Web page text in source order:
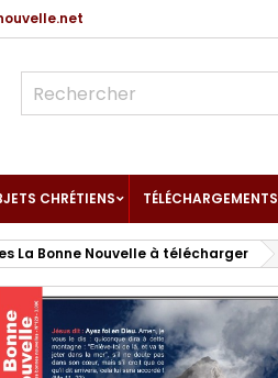
CHRÉTIENS TÉLÉCHARGEMENTS
La Bonne Nouvelle à télécharger